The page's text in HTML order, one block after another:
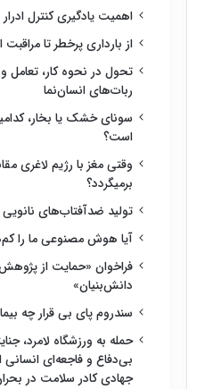
اهمیت یادگیری کنترل ادرار پیش
از بارداری پرخطر تا مراقبت
تحول در نحوه کار، تعامل
ربات‌های انسان‌نما
سونای خشک یا بخار،
است؟
وقتی مغز با رژیم لاغری
برمیگردد؟
تولید ضدآفتاب‌های نانویی
آیا هوش مصنوعی ما را
فراخوان «حمایت از
دانش‌بنیان»
سندروم پای بی قرار چه
حمله به ورزشگاه لامرد،
بی‌دفاع و فاجعه‌ای
جهادی کادر سلامت در